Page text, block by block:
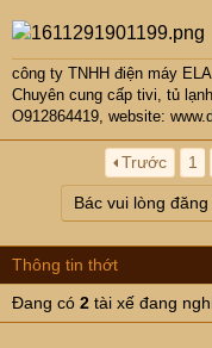
công ty TNHH điện máy
Chuyên cung cấp tivi, tủ
O912864419, website:
Trước 1
Bác vui lòng
Thông tin thớt
Đang có 2 tài xế đang